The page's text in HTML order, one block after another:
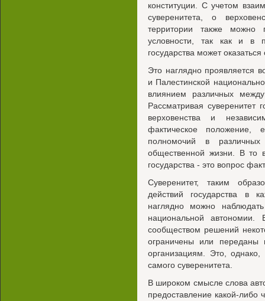
конституции. С учетом
суверенитета, о
территории также можно
условности, так как и в
государства может
Это наглядно проявляется
и Палестинской
влиянием различных
Рассматривая суверенитет
верховенства и
фактическое
полномочий в различных
общественной жизни. В то
государства - это вопрос
Суверенитет, таким
действий государства в
наглядно можно
национальной автономии.
сообществом решений
ограничены или переданы
организациям. Это,
самого суверенитета.
В широком смысле слова
предоставление какой-либо